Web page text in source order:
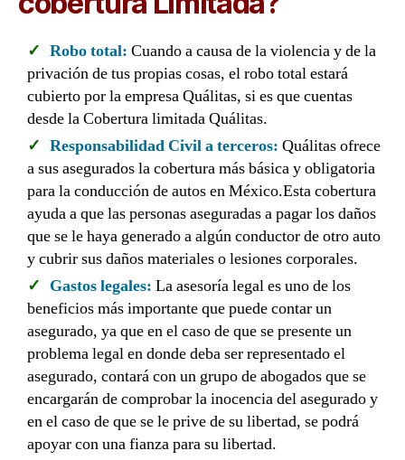
Robo total: Cuando a causa de la violencia y de la
privación de tus propias cosas, el robo total estará
cubierto por la empresa Quálitas, si es que cuentas
desde la Cobertura limitada Quálitas.
Responsabilidad Civil a terceros: Quálitas ofrece
a sus asegurados la cobertura más básica y obligatoria
para la conducción de autos en México.Esta cobertura
ayuda a que las personas aseguradas a pagar los daños
que se le haya generado a algún conductor de otro auto
y cubrir sus daños materiales o lesiones corporales.
Gastos legales: La asesoría legal es uno de los
beneficios más importante que puede contar un
asegurado, ya que en el caso de que se presente un
problema legal en donde deba ser representado el
asegurado, contará con un grupo de abogados que se
encargarán de comprobar la inocencia del asegurado y
en el caso de que se le prive de su libertad, se podrá
apoyar con una fianza para su libertad.